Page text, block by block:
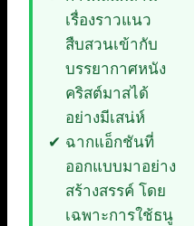
เรื่องราวแนว
สืบสวนเข้ากับ
บรรยากาศหนัง
คริสต์มาสได้
อย่างมีเสน่ห์
ฉากแอ็กชันที่
ออกแบบมาอย่าง
สร้างสรรค์ โดย
เฉพาะการใช้ธนู